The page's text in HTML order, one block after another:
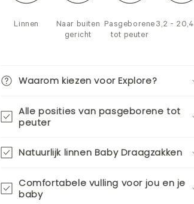
Linnen
Naar buiten
gericht
Pasgeborene
tot peuter
3,2 -
Waarom kiezen voor Explore?
Alle posities van pasgeborene tot
peuter
Natuurlijk linnen Baby Draagzakken
Comfortabele vulling voor jou en je
baby